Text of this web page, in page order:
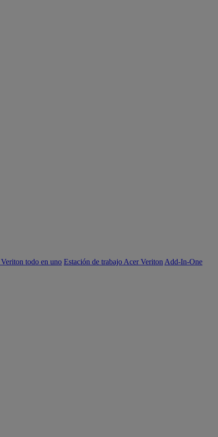
todo en uno Estación de trabajo Acer Veriton Add-In-One